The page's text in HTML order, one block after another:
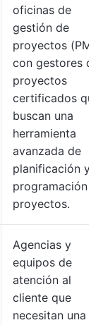
oficinas de
gestión de
proyectos
con gestores de
proyectos
certificados que
buscan una
herramienta
avanzada de
planificación y
programación
proyectos.
Agencias y
equipos de
atención al
cliente que
necesitan una